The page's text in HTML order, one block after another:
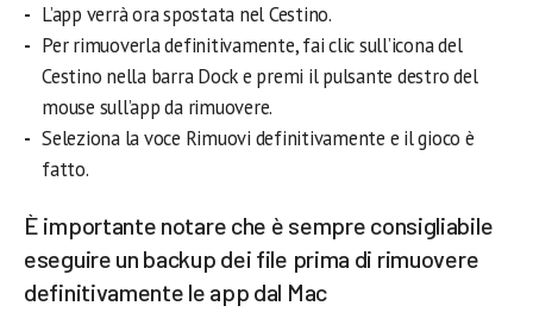
L’app verrà ora spostata nel Cestino.
Per rimuoverla definitivamente, fai clic sull’icona del
Cestino nella barra Dock e premi il pulsante destro del
mouse sull’app da rimuovere.
Seleziona la voce Rimuovi definitivamente e il gioco è
fatto.
È importante notare che è sempre consigliabile
eseguire un backup dei file prima di rimuovere
definitivamente le app dal Mac